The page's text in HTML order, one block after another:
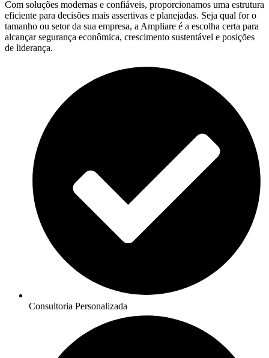
Com soluções modernas e confiáveis, proporcionamos uma estrutura
eficiente para decisões mais assertivas e planejadas. Seja qual for o
tamanho ou setor da sua empresa, a Ampliare é a escolha certa para
alcançar segurança econômica, crescimento sustentável e posições
de liderança.
Consultoria Personalizada